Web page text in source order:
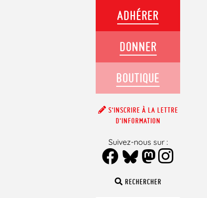
RECHERCHER
ADHÉRER
DONNER
BOUTIQUE
S’INSCRIRE À LA LETTRE
D’INFORMATION
Suivez-nous sur :